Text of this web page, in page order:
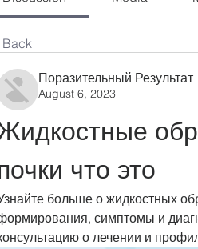
Back
Поразительный Результат
August 6, 2023
что это
больше о жидкостных
симптомы и
о лечении и